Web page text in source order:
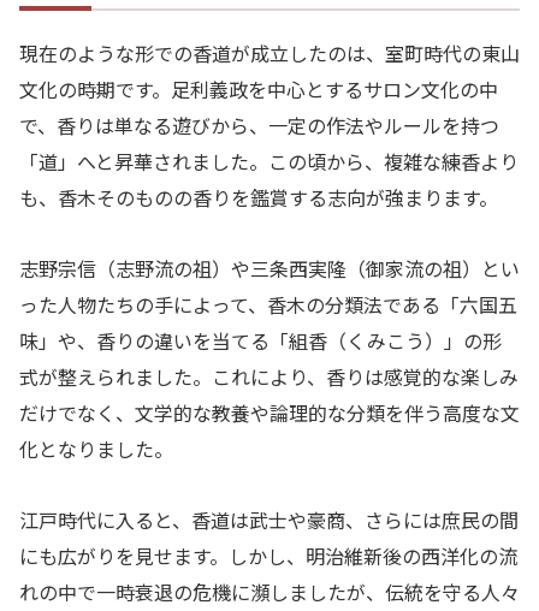
現在のような形での香道が成立したのは、室町時代の東山
文化の時期です。足利義政を中心とするサロン文化の中
で、香りは単なる遊びから、一定の作法やルールを持つ
「道」へと昇華されました。この頃から、複雑な練香より
も、香木そのものの香りを鑑賞する志向が強まります。
志野宗信（志野流の祖）や三条西実隆（御家流の祖）とい
った人物たちの手によって、香木の分類法である「六国五
味」や、香りの違いを当てる「組香（くみこう）」の形
式が整えられました。これにより、香りは感覚的な楽しみ
だけでなく、文学的な教養や論理的な分類を伴う高度な文
化となりました。
江戸時代に入ると、香道は武士や豪商、さらには庶民の間
にも広がりを見せます。しかし、明治維新後の西洋化の流
れの中で一時衰退の危機に瀕しましたが、伝統を守る人々